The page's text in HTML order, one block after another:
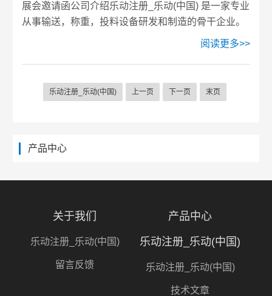
方面：a.润滑油的选择：不同型号和规格的设备对润
滑油的要求不同。用户应根据设备说明书和实际工
展会邀请函公司介绍乐动注册_乐动(中国) 是一家专业
从事输送，称重，投料设备研发和制造的骨干企业。
公司吸收国内外同类产品的先进技术，经专业团队设
“GMP”等标准要求，质量稳定，适用于不同行业。公
司主要产品包括启动真空上料机，电动真空上料机，
行业，在满足客户物料输送需求的同时，提高...
阅读更多>>
乐动注册_乐动(中国) 上一页 下一页 末页
产品中心
关于我们
乐动注册_乐动(中国)
留言反馈
产品中心
乐动注册_乐动(中国)
乐动注册_乐动(中国)
技术文章